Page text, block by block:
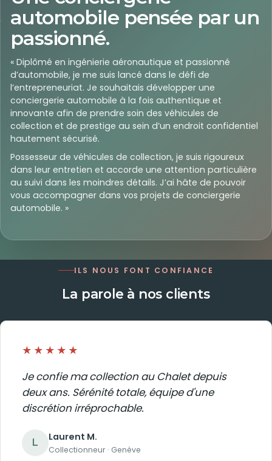
automobile pensée par un
passionné.
« Diplômé en ingénierie aéronautique et passionné
d’automobile, je me suis lancé dans le défi de
l’entrepreneuriat. Je souhaitais développer une
conciergerie automobile à la fois authentique et
innovante afin de prendre soin des véhicules de
collection et de prestige au sein d’un endroit confidentiel
hautement sécurisé.
Possesseur de véhicules de collection, je suis rigoureux
dans leur entretien et accorde une attention particulière
au suivi dans les moindres détails. J’ai hâte de pouvoir
vous accompagner dans vos projets de conciergerie
automobile. »
ILS NOUS FONT CONFIANCE
La parole à nos clients
★★★★★
Je confie ma collection au Chalet depuis
deux ans. Sérénité totale, équipe d'une
discrétion irréprochable.
L Laurent M.
Collectionneur · Genève